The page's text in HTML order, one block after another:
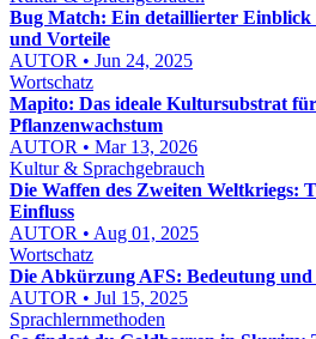
Bug Match: Ein detaillierter Einblick
und Vorteile
AUTOR • Jun 24, 2025
Wortschatz
Mapito: Das ideale Kultursubstrat für
Pflanzenwachstum
AUTOR • Mar 13, 2026
Kultur & Sprachgebrauch
Die Waffen des Zweiten Weltkriegs:
Einfluss
AUTOR • Aug 01, 2025
Wortschatz
Die Abkürzung AFS: Bedeutung
AUTOR • Jul 15, 2025
Sprachlernmethoden